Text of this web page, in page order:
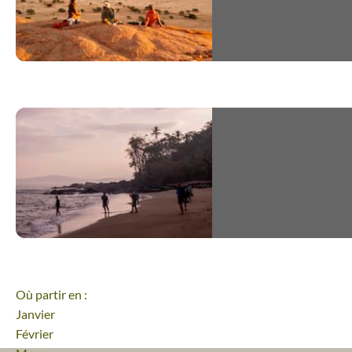
Où partir en :
Janvier
Février
Antarctique
Excellent voyage mais il est
se prémunir du mal de mer pour les
personnes qui y sont sujettes . Très
voyage pour seulement 6 jours en
Antarctique